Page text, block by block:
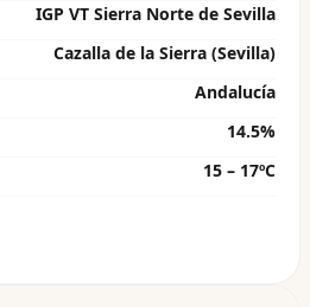
IGP VT Sierra Norte de Sevilla
Cazalla de la Sierra (Sevilla)
Andalucía
14.5%
15 – 17ºC